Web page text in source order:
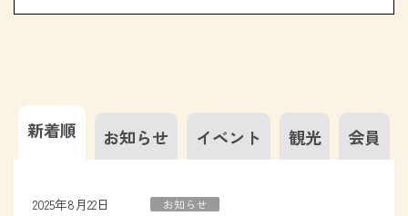
新着順 お知らせ イベント 観光 会員
2025年8月22日 お知らせ